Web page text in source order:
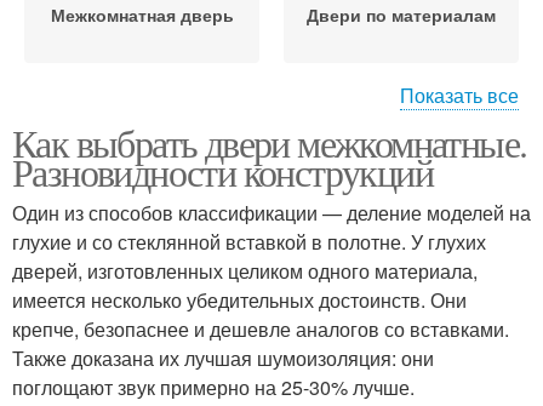
Межкомнатная дверь Двери по материалам
Шпонированные двери Пластиковые двери
Стеклянные двери Двери в частный дом
Материал для
Показать все
Как выбрать двери межкомнатные.
Разновидности конструкций
Один из способов классификации — деление моделей на
глухие и со стеклянной вставкой в полотне. У глухих
дверей, изготовленных целиком одного материала,
имеется несколько убедительных достоинств. Они
крепче, безопаснее и дешевле аналогов со вставками.
Также доказана их лучшая шумоизоляция: они
поглощают звук примерно на 25-30% лучше.